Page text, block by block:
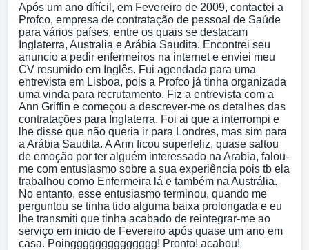
Após um ano dífícil, em Fevereiro de 2009, contactei a
Profco, empresa de contratação de pessoal de Saúde
para vários países, entre os quais se destacam
Inglaterra, Australia e Arábia Saudita. Encontrei seu
anuncio a pedir enfermeiros na internet e enviei meu
CV resumido em Inglês. Fui agendada para uma
entrevista em Lisboa, pois a Profco já tinha organizada
uma vinda para recrutamento. Fiz a entrevista com a
Ann Griffin e começou a descrever-me os detalhes das
contratações para Inglaterra. Foi ai que a interrompi e
lhe disse que não queria ir para Londres, mas sim para
a Arábia Saudita. A Ann ficou superfeliz, quase saltou
de emoção por ter alguém interessado na Arabia, falou-
me com entusiasmo sobre a sua experiência pois tb ela
trabalhou como Enfermeira lá e também na Austrália.
No entanto, esse entusiasmo terminou, quando me
perguntou se tinha tido alguma baixa prolongada e eu
lhe transmiti que tinha acabado de reintegrar-me ao
serviço em inicio de Fevereiro após quase um ano em
casa. Poingggggggggggggg! Pronto! acabou!